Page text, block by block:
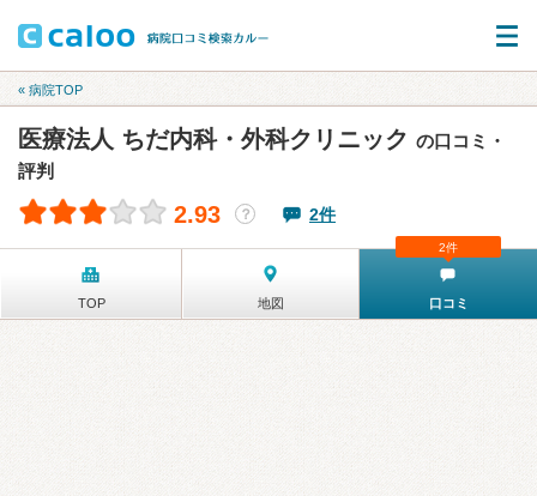
« 病院TOP
医療法人 ちだ内科・外科クリニック の口コミ・
評判
2.93 ？ 2件
TOP 地図 口コミ
2件